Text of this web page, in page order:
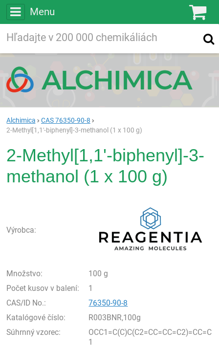
Menu
Vyhľadávanie
Alchimica
CAS 76350-90-8
2-Methyl[1,1'-biphenyl]-3-methanol (1 x 100 g)
2-Methyl[1,1'-biphenyl]-3-
methanol (1 x 100 g)
Výrobca:
Množstvo:
100 g
Počet kusov v balení:
1
CAS/ID No.:
76350-90-8
Katalógové číslo:
R003BNR,100g
Súhrnný vzorec:
OCC1=C(C)C(C2=CC=CC=C2)=CC=C
1